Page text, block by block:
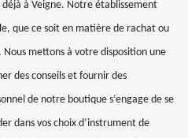
déjà à Veigne. Notre établissement
que ce soit en matière de rachat ou
mettons à votre disposition une
des conseils et fournir des
de notre boutique s’engage de se
dans vos choix d’instrument de